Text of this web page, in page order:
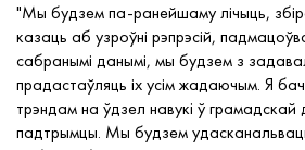
"Мы будзем па-ранейшаму лічыць,
казаць аб узроўні рэпрэсій,
сабранымі данымі, мы будзем з
прадастаўляць іх усім жадаючым. Я
трэндам на ўдзел навукі ў грамадскай
падтрымцы. Мы будзем